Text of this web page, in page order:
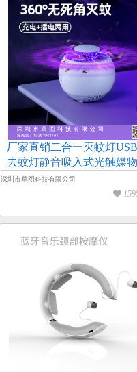
厂家直销二合一灭蚊灯
去蚊灯静音吸入式光触媒
蚊电击灭蚊一件代发
深圳市草图科技有限公司